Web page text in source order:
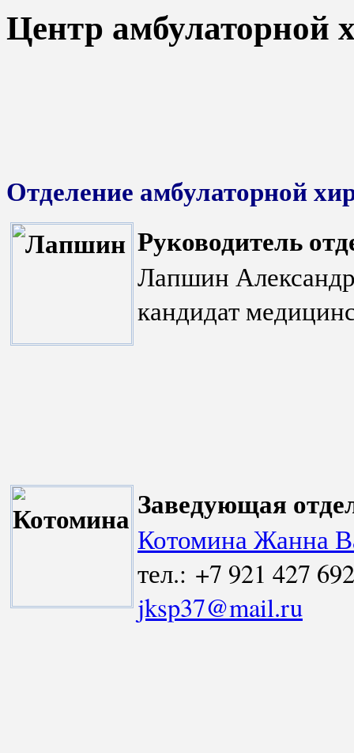
Центр амбулаторной
Отделение амбулаторной
Руководитель
Лапшин
кандидат
Заведующая
Котомина Жанна
тел.: +7 921 427
jksp37@mail.ru